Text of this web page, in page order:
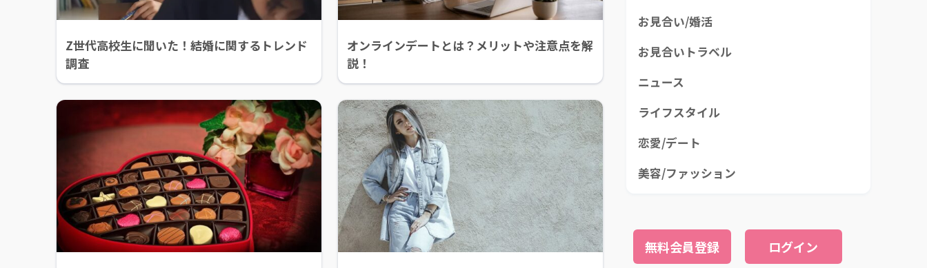
Z世代高校生に聞いた！結婚に関するトレンド
調査
オンラインデートとは？メリットや注意点を解
説！
お見合い/婚活
お見合いトラベル
ニュース
ライフスタイル
恋愛/デート
美容/ファッション
無料会員登録 ログイン